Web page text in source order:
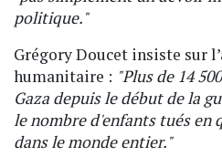
politique."
Grégory Doucet insiste sur
humanitaire : "Plus de 14
Gaza depuis le début de la
le nombre d'enfants tués en
dans le monde entier."